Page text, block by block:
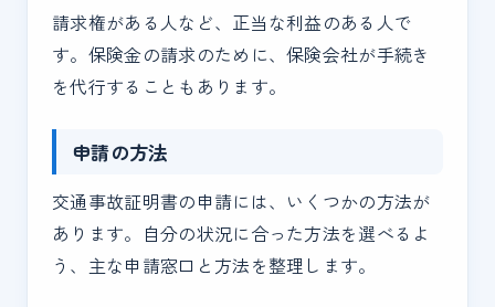
請求権がある人など、正当な利益のある人で
す。保険金の請求のために、保険会社が手続き
を代行することもあります。
申請の方法
交通事故証明書の申請には、いくつかの方法が
あります。自分の状況に合った方法を選べるよ
う、主な申請窓口と方法を整理します。